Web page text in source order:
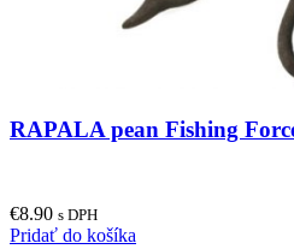
RAPALA pean Fishing
€8.90 s DPH
Pridať do košíka